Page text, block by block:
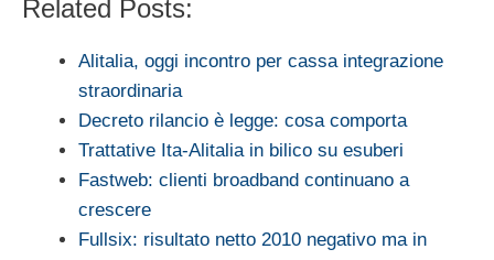
Related Posts:
Alitalia, oggi incontro per cassa integrazione
straordinaria
Decreto rilancio è legge: cosa comporta
Trattative Ita-Alitalia in bilico su esuberi
Fastweb: clienti broadband continuano a
crescere
Fullsix: risultato netto 2010 negativo ma in